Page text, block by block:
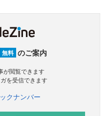
無料 のご案内
が閲覧できます
を受信できます
クナンバー